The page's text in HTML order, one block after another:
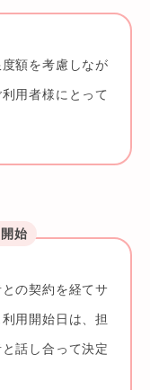
額を考慮しなが
用者様にとって
始
の契約を経てサ
用開始日は、担
話し合って決定